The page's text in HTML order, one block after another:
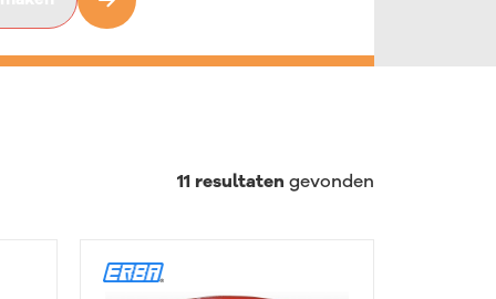
Droogijs stralen
Electrofinishing
11 resultaten gevonden